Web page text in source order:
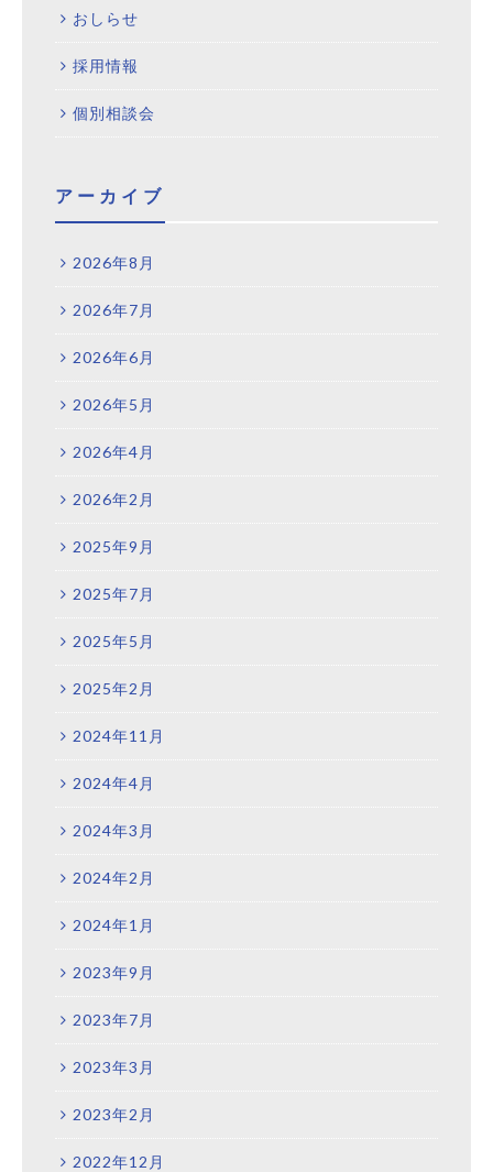
おしらせ
採用情報
個別相談会
アーカイブ
2026年8月
2026年7月
2026年6月
2026年5月
2026年4月
2026年2月
2025年9月
2025年7月
2025年5月
2025年2月
2024年11月
2024年4月
2024年3月
2024年2月
2024年1月
2023年9月
2023年7月
2023年3月
2023年2月
2022年12月